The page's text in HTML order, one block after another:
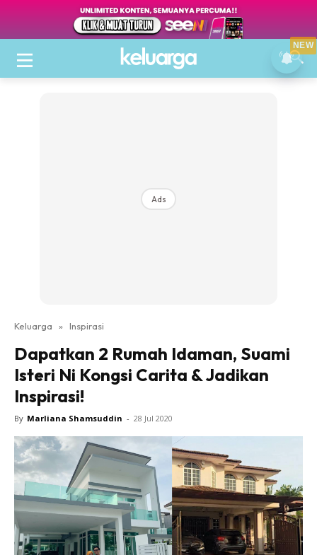
Ads
Keluarga » Inspirasi
Dapatkan 2 Rumah Idaman, Suami
Isteri Ni Kongsi Carita & Jadikan
Inspirasi!
By Marliana Shamsuddin - 28 Jul 2020
NEW